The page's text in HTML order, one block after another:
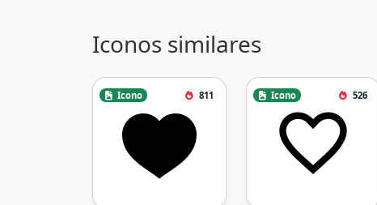
Iconos similares
Icono 811 Icono 526